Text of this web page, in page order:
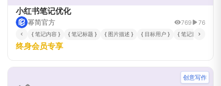
小红书笔记优化
幂简官方 769 76
{ 笔记内容 } { 笔记标题 } { 图片描述 } { 目标用户 } { 笔记目的 }
终身会员专享
创意写作